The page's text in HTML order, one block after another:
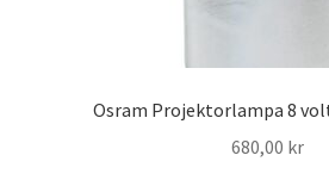
Osram Projektorlampa 8
680,00 kr